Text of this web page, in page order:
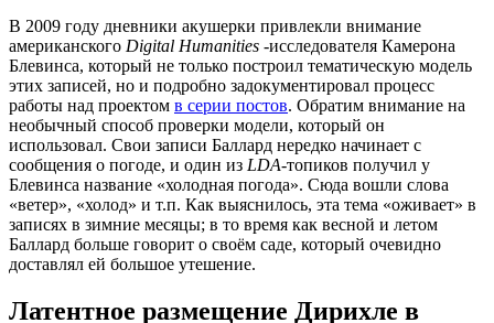
В 2009 году дневники акушерки привлекли внимание
американского Digital Humanities -исследователя Камерона
Блевинса, который не только построил тематическую модель
этих записей, но и подробно задокументировал процесс
работы над проектом в серии постов. Обратим внимание на
необычный способ проверки модели, который он
использовал. Свои записи Баллард нередко начинает с
сообщения о погоде, и один из LDA-топиков получил у
Блевинса название «холодная погода». Сюда вошли слова
«ветер», «холод» и т.п. Как выяснилось, эта тема «оживает» в
записях в зимние месяцы; в то время как весной и летом
Баллард больше говорит о своём саде, который очевидно
доставлял ей большое утешение.
Латентное размещение Дирихле в